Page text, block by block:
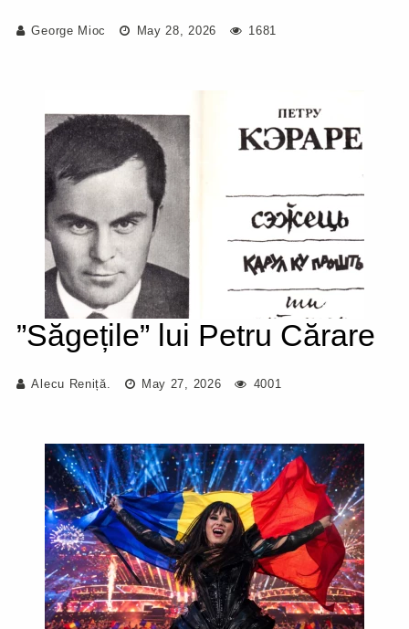
George Mioc May 28, 2026 1681
”Săgețile” lui Petru Cărare
Alecu Reniță. May 27, 2026 4001